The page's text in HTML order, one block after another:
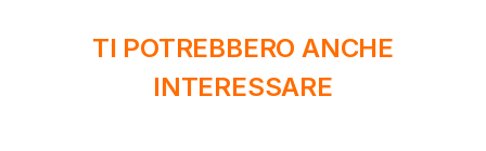
TI POTREBBERO ANCHE
INTERESSARE